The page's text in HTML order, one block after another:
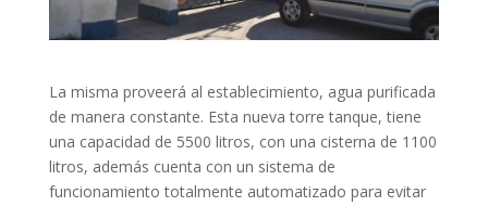
La misma proveerá al establecimiento, agua purificada
de manera constante. Esta nueva torre tanque, tiene
una capacidad de 5500 litros, con una cisterna de 1100
litros, además cuenta con un sistema de
funcionamiento totalmente automatizado para evitar